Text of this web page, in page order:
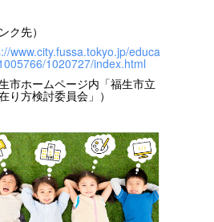
ク先）
www.city.fussa.tokyo.jp/educa
1020727/index.html
生市ホームページ内「福生市立
り方検討委員会」）